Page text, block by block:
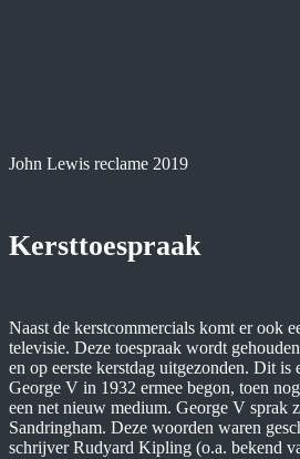
John Lewis reclame 2019
Kersttoespraak
Naast de kerstcommercials komt er ook
televisie. Deze toespraak wordt
en op eerste kerstdag uitgezonden. Dit is
George V in 1932 ermee begon, toen
een net nieuw medium. George V sprak
Sandringham. Deze woorden waren
schrijver Rudyard Kipling (o.a. bekend